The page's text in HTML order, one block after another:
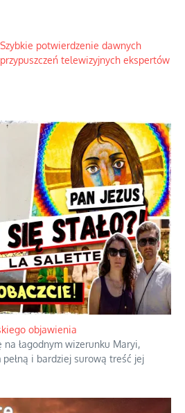
Szybkie potwierdzenie dawnych
przypuszczeń telewizyjnych ekspertów
objawienia
łagodnym wizerunku Maryi,
i bardziej surową treść jej